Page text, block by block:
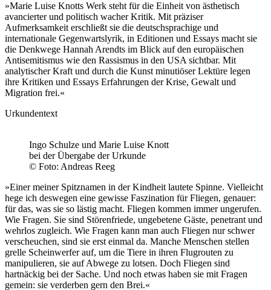
»Marie Luise Knotts Werk steht für die Einheit von ästhetisch
avancierter und politisch wacher Kritik. Mit präziser
Aufmerksamkeit erschließt sie die deutschsprachige und
internationale Gegenwartslyrik, in Editionen und Essays macht sie
die Denkwege Hannah Arendts im Blick auf den europäischen
Antisemitismus wie den Rassismus in den USA sichtbar. Mit
analytischer Kraft und durch die Kunst minutiöser Lektüre legen
ihre Kritiken und Essays Erfahrungen der Krise, Gewalt und
Migration frei.«
Urkundentext
Ingo Schulze und Marie Luise Knott
bei der Übergabe der Urkunde
© Foto: Andreas Reeg
»Einer meiner Spitznamen in der Kindheit lautete Spinne. Vielleicht
hege ich deswegen eine gewisse Faszination für Fliegen, genauer:
für das, was sie so lästig macht. Fliegen kommen immer ungerufen.
Wie Fragen. Sie sind Störenfriede, ungebetene Gäste, penetrant und
wehrlos zugleich. Wie Fragen kann man auch Fliegen nur schwer
verscheuchen, sind sie erst einmal da. Manche Menschen stellen
grelle Scheinwerfer auf, um die Tiere in ihren Flugrouten zu
manipulieren, sie auf Abwege zu lotsen. Doch Fliegen sind
hartnäckig bei der Sache. Und noch etwas haben sie mit Fragen
gemein: sie verderben gern den Brei.«